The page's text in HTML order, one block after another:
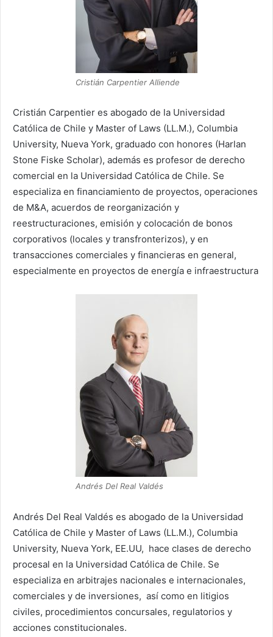
Cristián Carpentier Alliende
Cristián Carpentier es abogado de la Universidad
Católica de Chile y Master of Laws (LL.M.), Columbia
University, Nueva York, graduado con honores (Harlan
Stone Fiske Scholar), además es profesor de derecho
comercial en la Universidad Católica de Chile. Se
especializa en financiamiento de proyectos, operaciones
de M&A, acuerdos de reorganización y
reestructuraciones, emisión y colocación de bonos
corporativos (locales y transfronterizos), y en
transacciones comerciales y financieras en general,
especialmente en proyectos de energía e infraestructura
Andrés Del Real Valdés
Andrés Del Real Valdés es abogado de la Universidad
Católica de Chile y Master of Laws (LL.M.), Columbia
University, Nueva York, EE.UU, hace clases de derecho
procesal en la Universidad Católica de Chile. Se
especializa en arbitrajes nacionales e internacionales,
comerciales y de inversiones, así como en litigios
civiles, procedimientos concursales, regulatorios y
acciones constitucionales.